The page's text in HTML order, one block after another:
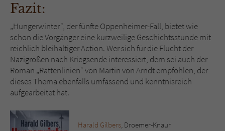
Fazit:
„Hungerwinter“, der fünfte Oppenheimer-Fall, bietet wie
schon die Vorgänger eine kurzweilige Geschichtsstunde mit
reichlich bleihaltiger Action. Wer sich für die Flucht der
Nazigrößen nach Kriegsende interessiert, dem sei auch der
Roman „Rattenlinien“ von Martin von Arndt empfohlen, der
dieses Thema ebenfalls umfassend und kenntnisreich
aufgearbeitet hat.
Harald Gilbers, Droemer-Knaur